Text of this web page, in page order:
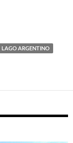
Argentine (suite)
LAGO ARGENTINO